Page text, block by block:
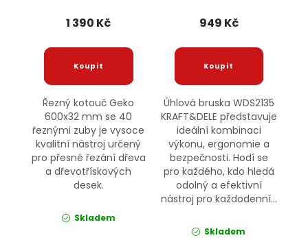
1 390 Kč
Řezný kotouč Geko
600x32 mm se 40
řeznými zuby je vysoce
kvalitní nástroj určený
pro přesné řezání dřeva
a dřevotřískových
desek.
Skladem
949 Kč
Úhlová bruska WDS2135
KRAFT&DELE představuje
ideální kombinaci
výkonu, ergonomie a
bezpečnosti. Hodí se
pro každého, kdo hledá
odolný a efektivní
nástroj pro každodenní...
Skladem